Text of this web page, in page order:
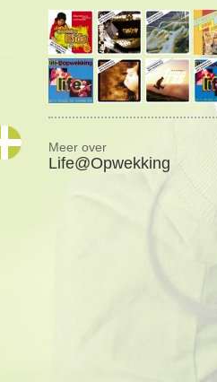
Meer over
Life@Opwekking